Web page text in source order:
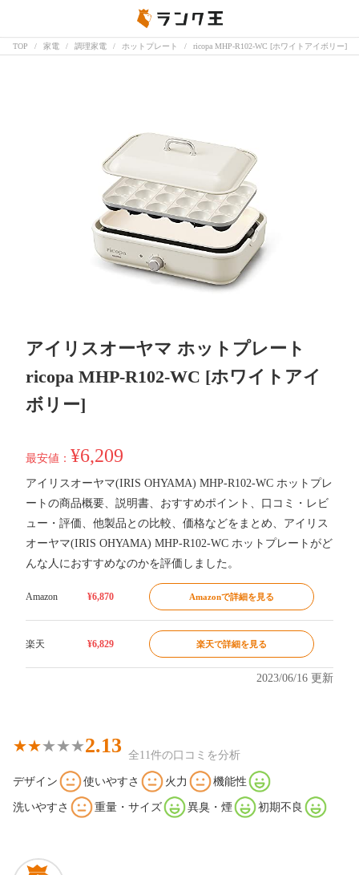
TOP 家電 調理家電 ホットプレート ricopa MHP-R102-WC [ホワイトアイボリー]
アイリスオーヤマ ホットプレート
ricopa MHP-R102-WC [ホワイトアイ
ボリー]
最安値： ¥6,209
アイリスオーヤマ(IRIS OHYAMA) MHP-R102-WC ホットプレ
ートの商品概要、説明書、おすすめポイント、口コミ・レビ
ュー・評価、他製品との比較、価格などをまとめ、アイリス
オーヤマ(IRIS OHYAMA) MHP-R102-WC ホットプレートがど
んな人におすすめなのかを評価しました。
Amazon ¥6,870 Amazonで詳細を見る
楽天 ¥6,829 楽天で詳細を見る
2023/06/16 更新
2.13 全11件の口コミを分析
デザイン 使いやすさ 火力 機能性
洗いやすさ 重量・サイズ 異臭・煙 初期不良